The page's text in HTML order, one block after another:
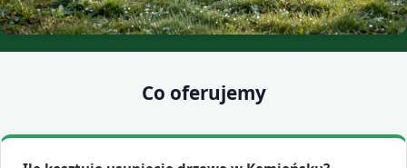
Co oferujemy